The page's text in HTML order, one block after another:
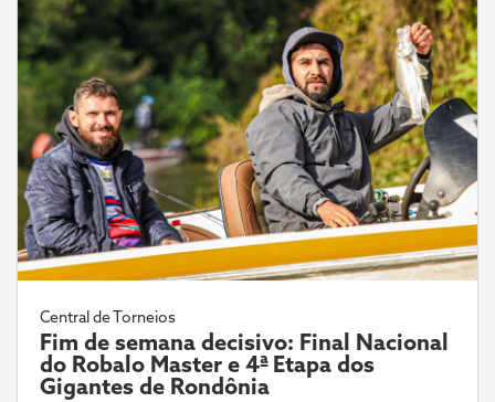
Central de Torneios
Fim de semana decisivo: Final Nacional
do Robalo Master e 4ª Etapa dos
Gigantes de Rondônia